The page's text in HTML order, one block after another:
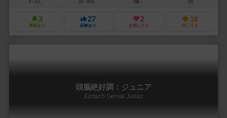
2～4人 20～30分 8歳～ 1件
3
興味あり
27
経験あり
2
お気に入り
16
持ってる
頭脳絶好調：ジュニア
Einfach Genial Junior